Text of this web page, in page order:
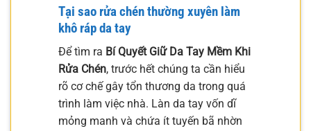
Tại sao rửa chén thường xuyên làm
khô ráp da tay
Để tìm ra Bí Quyết Giữ Da Tay Mềm Khi
Rửa Chén, trước hết chúng ta cần hiểu
rõ cơ chế gây tổn thương da trong quá
trình làm việc nhà. Làn da tay vốn dĩ
mỏng manh và chứa ít tuyến bã nhờn